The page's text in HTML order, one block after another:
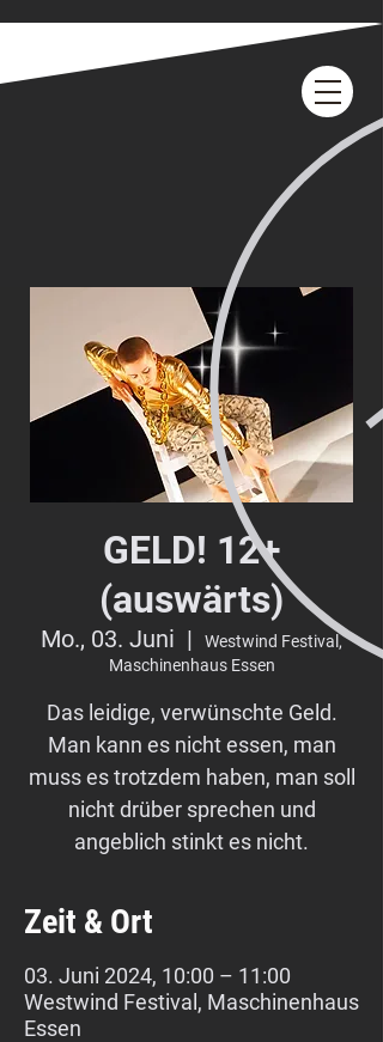
GELD! 12+
(auswärts)
Mo., 03. Juni
  |
Westwind Festival,
Maschinenhaus Essen
Das leidige, verwünschte Geld.
Man kann es nicht essen, man
muss es trotzdem haben, man soll
nicht drüber sprechen und
angeblich stinkt es nicht.
Zeit & Ort
03. Juni 2024, 10:00 – 11:00
Westwind Festival, Maschinenhaus
Essen